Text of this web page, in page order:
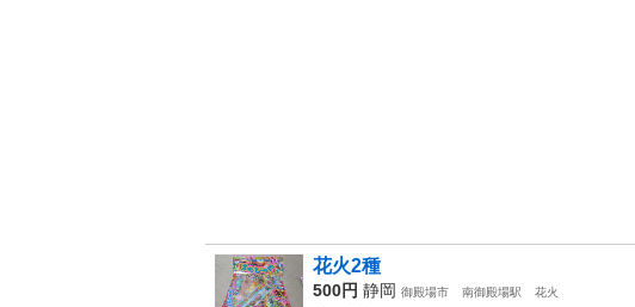
花火2種
500円 静岡 御殿場市 南御殿場駅
花火